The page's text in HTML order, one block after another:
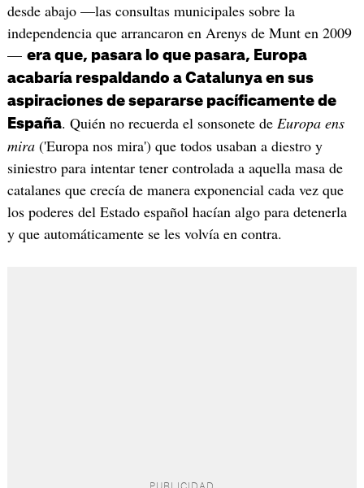
desde abajo —las consultas municipales sobre la
independencia que arrancaron en Arenys de Munt en 2009
— era que, pasara lo que pasara, Europa
acabaría respaldando a Catalunya en sus
aspiraciones de separarse pacíficamente de
España. Quién no recuerda el sonsonete de Europa ens
mira('Europa nos mira') que todos usaban a diestro y
siniestro para intentar tener controlada a aquella masa de
catalanes que crecía de manera exponencial cada vez que
los poderes del Estado español hacían algo para detenerla
y que automáticamente se les volvía en contra.